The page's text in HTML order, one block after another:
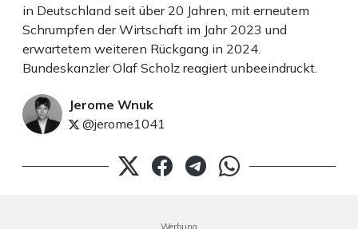
in Deutschland seit über 20 Jahren, mit erneutem
Schrumpfen der Wirtschaft im Jahr 2023 und
erwartetem weiteren Rückgang in 2024.
Bundeskanzler Olaf Scholz reagiert unbeeindruckt.
Jerome Wnuk
@jerome1041
Werbung